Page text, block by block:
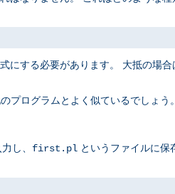
にする必要があります。 大抵の場
プログラムとよく似ているでしょう。
し、 first.pl というファイルに保